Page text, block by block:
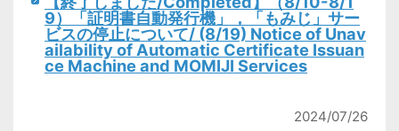
9）「証明書自動発行機」，「もみじ」サー
ビスの停止について/ (8/19) Notice of Unav
ailability of Automatic Certificate Issuan
ce Machine and MOMIJI Services
2024/07/26